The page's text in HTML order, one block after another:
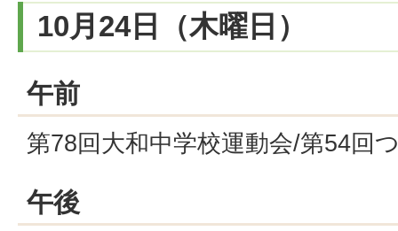
10月24日（木曜日）
午前
第78回大和中学校運動会/第54回
午後